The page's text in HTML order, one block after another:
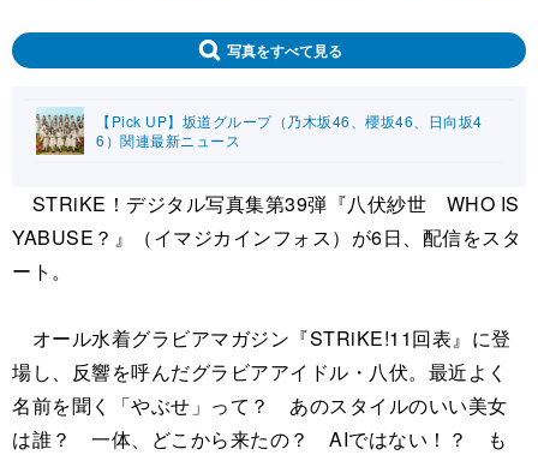
写真をすべて見る
【Pick UP】坂道グループ（乃木坂46、櫻坂46、日向坂4
6）関連最新ニュース
STRiKE！デジタル写真集第39弾『八伏紗世 WHO IS
YABUSE？』（イマジカインフォス）が6日、配信をスタ
ート。
オール水着グラビアマガジン『STRiKE!11回表』に登
場し、反響を呼んだグラビアアイドル・八伏。最近よく
名前を聞く「やぶせ」って？ あのスタイルのいい美女
は誰？ 一体、どこから来たの？ AIではない！？ も